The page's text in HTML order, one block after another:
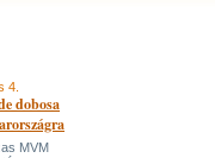
4.
dobosa
MVM